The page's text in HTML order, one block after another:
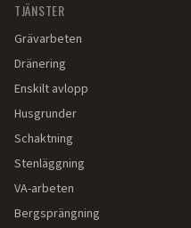
TJÄNSTER
Grävarbeten
Dränering
Enskilt avlopp
Husgrunder
Schaktning
Stenläggning
VA-arbeten
Bergsprängning